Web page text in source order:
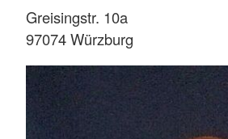
Greisingstr. 10a
97074 Würzburg